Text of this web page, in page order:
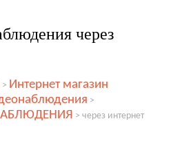
через
> Интернет магазин
>
> через интернет